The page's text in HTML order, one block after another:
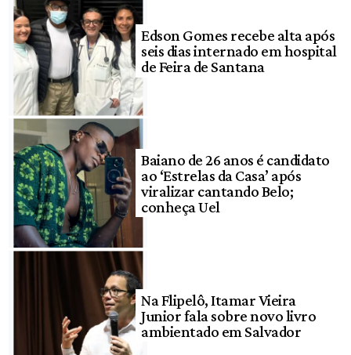
Edson Gomes recebe alta após
seis dias internado em hospital
de Feira de Santana
Baiano de 26 anos é candidato
ao ‘Estrelas da Casa’ após
viralizar cantando Belo;
conheça Uel
Na Flipelô, Itamar Vieira
Junior fala sobre novo livro
ambientado em Salvador